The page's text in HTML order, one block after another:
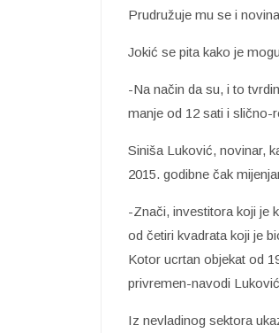
Prudružuje mu se i
Jokić se pita kako je
-Na način da su, i to
manje od 12 sati i slično-
Siniša Luković, novinar,
2015. godibne čak
-Znači, investitora koji je
od četiri kvadrata koji je
Kotor ucrtan objekat od
privremen-navodi
Iz nevladinog sektora